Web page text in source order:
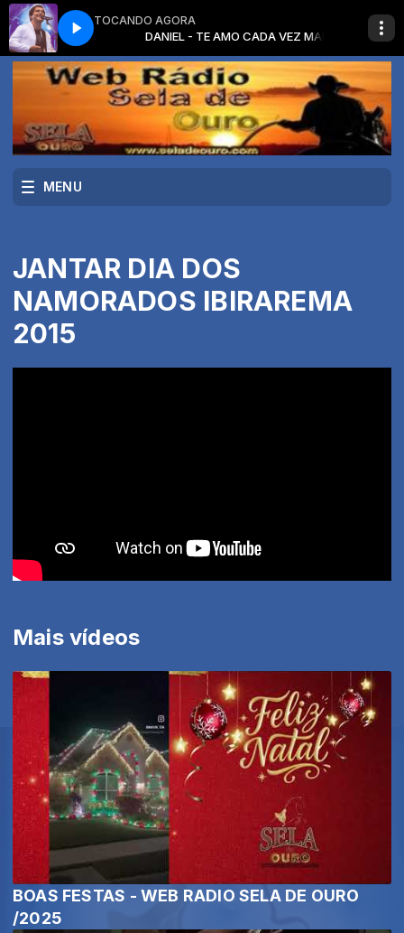
TOCANDO AGORA
VEZ MAIS DANIEL - TE AMO CADA VEZ MAIS
MENU
JANTAR DIA DOS
NAMORADOS IBIRAREMA
2015
Mais vídeos
BOAS FESTAS - WEB RADIO SELA DE OURO
/2025